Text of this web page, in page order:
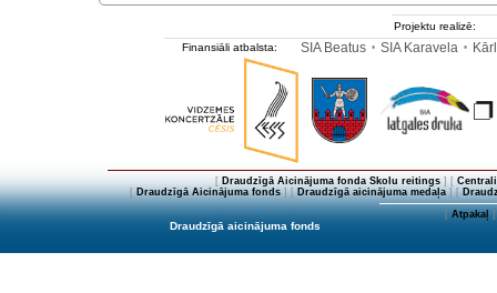
Projektu realizē:
Finansiāli atbalsta:
SIA Beatus • SIA Karavela •
[ Draudzīgā Aicinājuma fonda Skolu reitings] [
[Draudzīgā Aicinājuma fonds] [Draudzīgā aicinājuma medaļa] [
[Atpakaļ]
Draudzīgā aicinājuma fonds